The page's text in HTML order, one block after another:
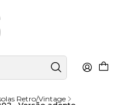
Retro/Vintage